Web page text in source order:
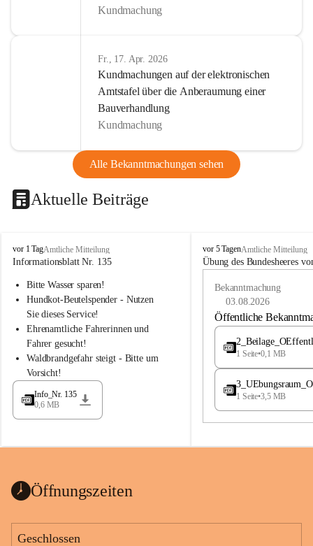
Kundmachung
Fr., 17. Apr. 2026
Kundmachungen auf der elektronischen
Amtstafel über die Anberaumung einer
Bauverhandlung
Kundmachung
Alle Bekanntmachungen sehen
Aktuelle Beiträge
B
u
h
a
d
l
a
vor 1 TagAmtliche Mitteilung
Informationsblatt Nr. 135
Bitte Wasser sparen!
Hundkot-Beutelspender - Nutzen
Sie dieses Service!
Ehrenamtliche Fahrerinnen und
Fahrer gesucht!
Waldbrandgefahr steigt - Bitte um
Vorsicht!
Info_Nr. 135
0,6 MB
B
u
e
a
vor 5 TagenAmtliche Mitteilung
Übung des Bundesheeres
Bekanntmachung
03.08.2026
Öffentliche
1 Seite•0,1 MB
1 Seite•3,5 MB
Öffnungszeiten
Geschlossen